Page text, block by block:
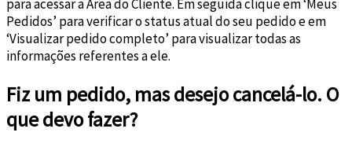
para acessar a Área do Cliente. Em seguida clique em ‘Meus
Pedidos’ para verificar o status atual do seu pedido e em
‘Visualizar pedido completo’ para visualizar todas as
informações referentes a ele.
Fiz um pedido, mas desejo cancelá-lo. O
que devo fazer?